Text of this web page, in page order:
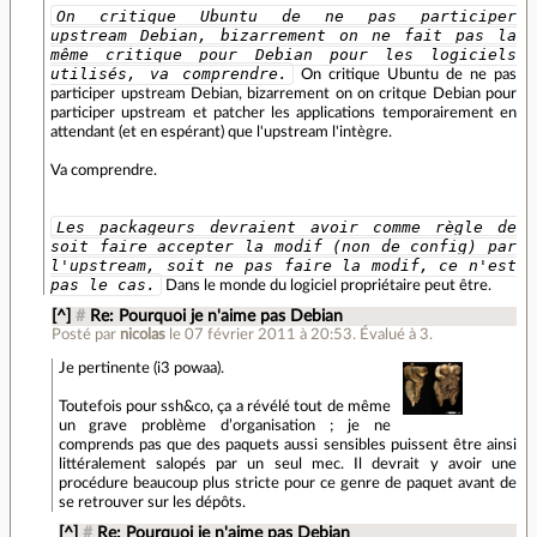
On critique Ubuntu de ne pas participer
upstream Debian, bizarrement on ne fait pas la
même critique pour Debian pour les logiciels
utilisés, va comprendre.
On critique Ubuntu de ne pas
participer upstream Debian, bizarrement on on critque Debian pour
participer upstream et patcher les applications temporairement en
attendant (et en espérant) que l'upstream l'intègre.
Va comprendre.
Les packageurs devraient avoir comme règle de
soit faire accepter la modif (non de config) par
l'upstream, soit ne pas faire la modif, ce n'est
pas le cas.
Dans le monde du logiciel propriétaire peut être.
[^] # Re: Pourquoi je n'aime pas Debian
Posté par nicolas le 07 février 2011 à 20:53. Évalué à 3.
Je pertinente (i3 powaa).
Toutefois pour ssh&co, ça a révélé tout de même
un grave problème d’organisation ; je ne
comprends pas que des paquets aussi sensibles puissent être ainsi
littéralement salopés par un seul mec. Il devrait y avoir une
procédure beaucoup plus stricte pour ce genre de paquet avant de
se retrouver sur les dépôts.
[^] # Re: Pourquoi je n'aime pas Debian